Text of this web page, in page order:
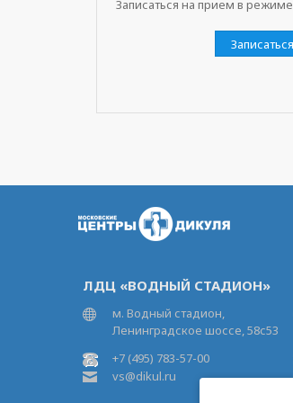
Записаться на прием в
Записаться
ЛДЦ «ВОДНЫЙ СТАДИОН»
м. Водный стадион,
Ленинградское шоссе, 58с53
+7 (495) 783-57-00
vs@dikul.ru